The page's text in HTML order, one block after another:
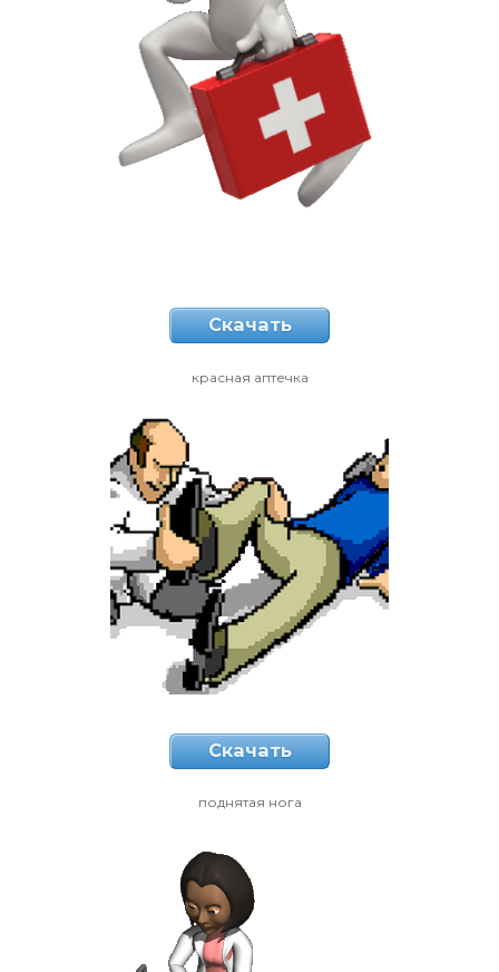
Скачать
красная аптечка
Скачать
поднятая нога